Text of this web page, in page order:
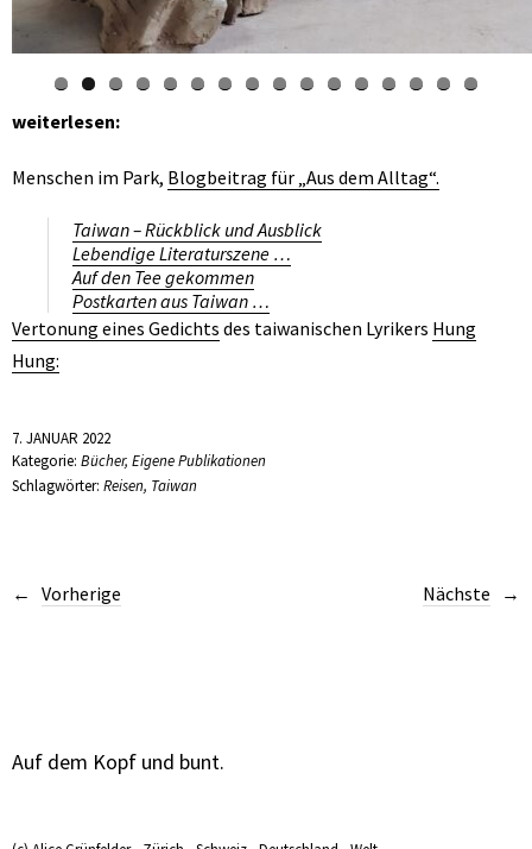
weiterlesen:
Menschen im Park, Blogbeitrag für „Aus dem Alltag“.
Taiwan – Rückblick und Ausblick
Lebendige Literaturszene …
Auf den Tee gekommen
Postkarten aus Taiwan …
Vertonung eines Gedichts des taiwanischen Lyrikers Hung
Hung:
7. JANUAR 2022
Kategorie: Bücher, Eigene Publikationen
Schlagwörter: Reisen, Taiwan
Vorherige Nächste
Auf dem Kopf und bunt.